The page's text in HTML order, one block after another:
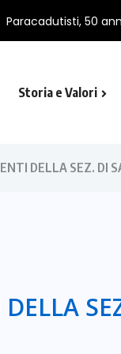
Storia e Valori
DELLA SEZ. DI